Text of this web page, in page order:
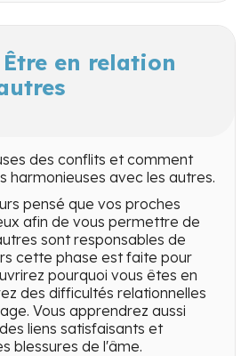
Être en relation
des conflits et comment
harmonieuses avec les autres.
pensé que vos proches
afin de vous permettre de
sont responsables de
cette phase est faite pour
pourquoi vous êtes en
des difficultés relationnelles
Vous apprendrez aussi
liens satisfaisants et
blessures de l'âme.